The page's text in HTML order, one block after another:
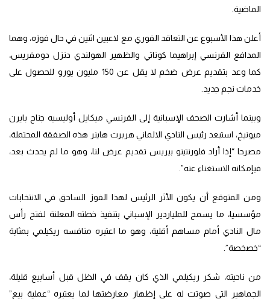
الماضية.
أعلن هذا الأسبوع عن التعاقد الفوري مع لاعبين اثنين في حال فوزه، وهما
المدافع الفرنسي إبراهيما كوناتي والظهير الهولندي دنزل دومفريس،
كما وعد بتقديم عرض ضخم لا يقل عن 150 مليون يورو للحصول على
خدمات نجم جديد.
وبينما أشارت الصحف الإسبانية إلى الفرنسي ميكايل أوليسيه جناح بايرن
ميونيخ، استبعد رئيس النادي الالماني هربرت هاينر هذه الصفقة المحتملة،
مصرحا “إذا أراد فلورنتينو بيريس تقديم عرض لنا، وهو ما لم يحدث بعد،
فبإمكانه الاستغناء عنه”.
ومن المتوقع أن يكون الأثر الرئيس لهذا الفوز الساحق في الانتخابات
مؤسسيا، ما يسمح للملياردير الإسباني بتنفيذ خطته المعلنة لفتح رأس
مال النادي أمام مساهم أقلية، وهو ما اعتبره منافسه ريكيلمي بمثابة
“خصخصة”.
من ناحيته، شكر ريكيلمي الذي كان يقف في الظل قبل أسابيع قليلة،
الجماهير التي صوتت له على إظهار معارضتها لما يعتبره “عملية بيع”